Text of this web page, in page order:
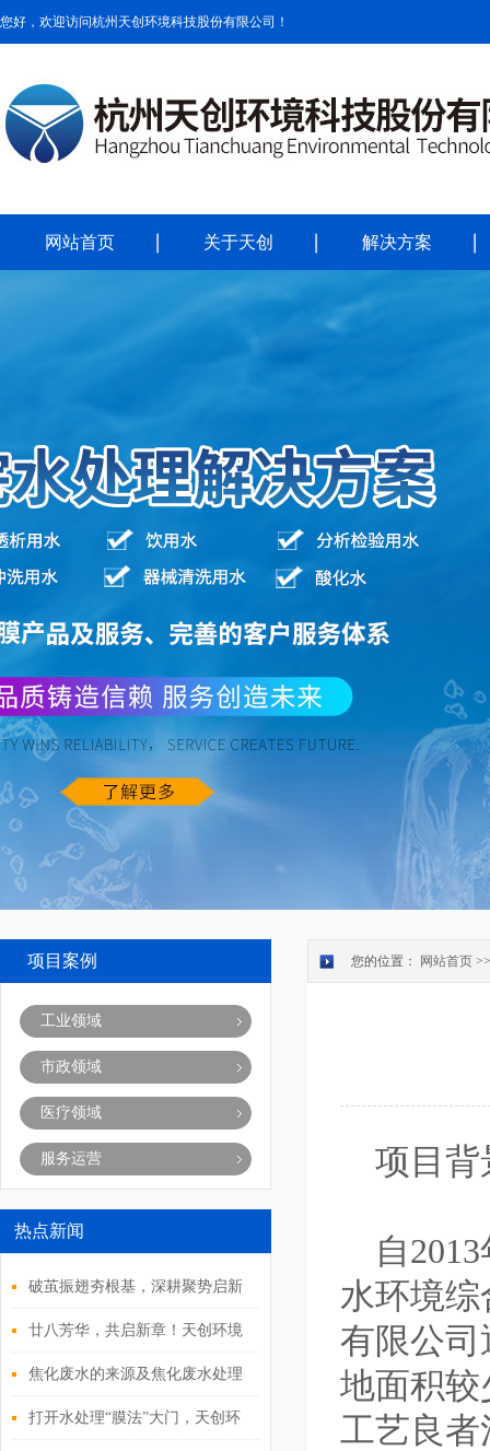
您好，欢迎访问杭州天创环境科技股份有限公司！
网站首页 关于天创 解决方案
项目案例
工业领域
市政领域
医疗领域
服务运营
热点新闻
破茧振翅夯根基，深耕聚势启新
程！天创环境2025年度经营管理
层会议圆满落幕
廿八芳华，共启新章！天创环境
28周年庆典活动重磅来袭
焦化废水的来源及焦化废水处理
方式
打开水处理“膜法”大门，天创环
您的位置： 网站首页
项目背
自2013
水环境
有限公
地面积
工艺良者